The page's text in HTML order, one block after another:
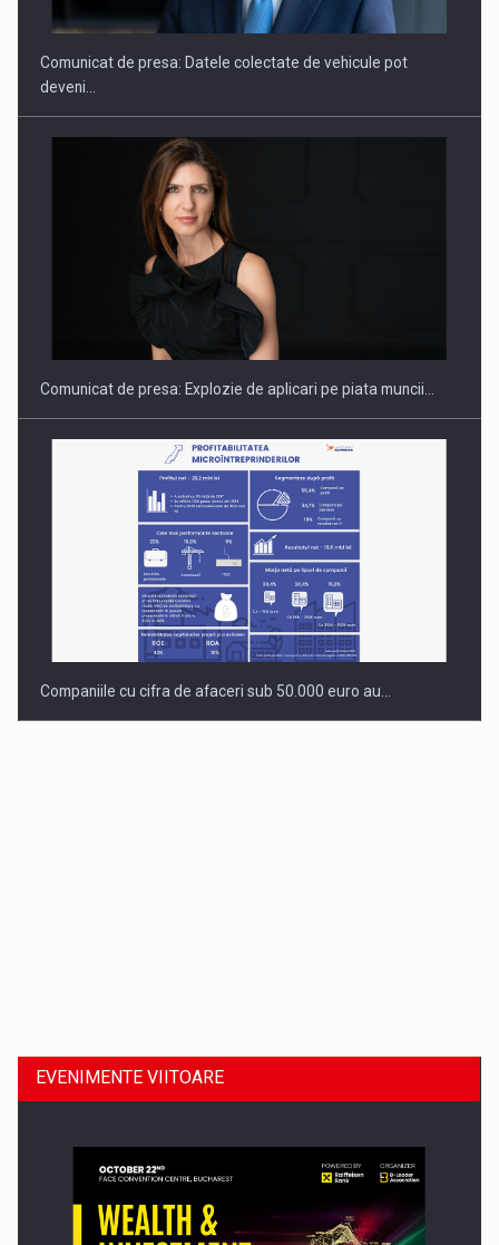
PUTTING ROMANIAN CORPORATE COMPANIES ON THE
INTERNATIONAL BUSINESS SCENE
Comunicat de presa: Datele colectate de vehicule pot
deveni…
Comunicat de presa: Explozie de aplicari pe piata muncii…
Companiile cu cifra de afaceri sub 50.000 euro au…
EVENIMENTE VIITOARE